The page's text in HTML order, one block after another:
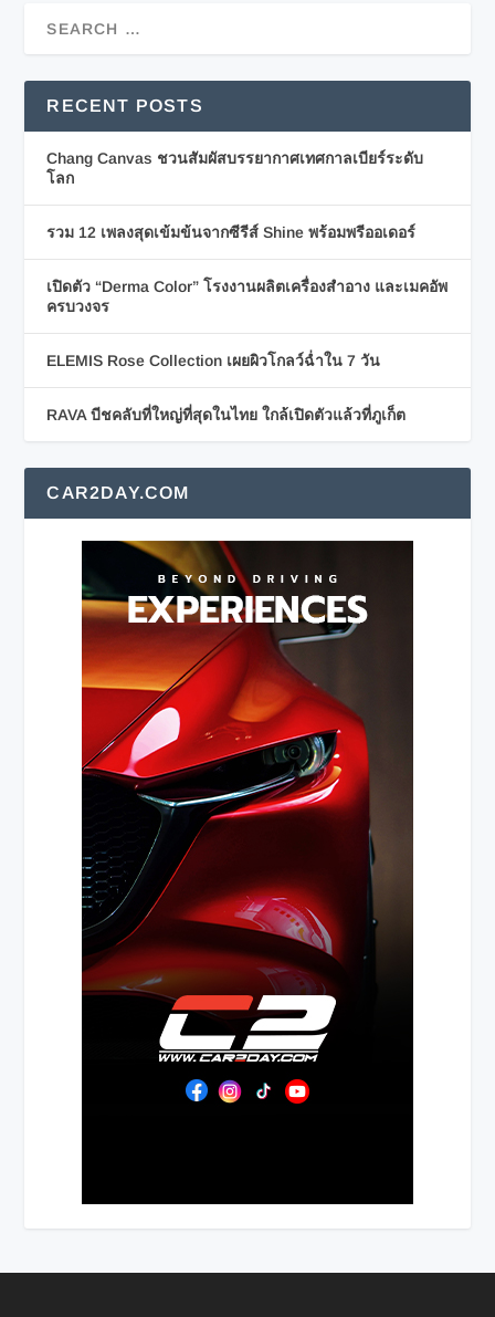
RECENT POSTS
Chang Canvas ชวนสัมผัสบรรยากาศเทศกาลเบียร์ระดับ
โลก
รวม 12 เพลงสุดเข้มข้นจากซีรีส์ Shine พร้อมพรีออเดอร์
เปิดตัว “Derma Color” โรงงานผลิตเครื่องสำอาง และเมคอัพ
ครบวงจร
ELEMIS Rose Collection เผยผิวโกลว์ฉ่ำใน 7 วัน
RAVA บีชคลับที่ใหญ่ที่สุดในไทย ใกล้เปิดตัวแล้วที่ภูเก็ต
CAR2DAY.COM